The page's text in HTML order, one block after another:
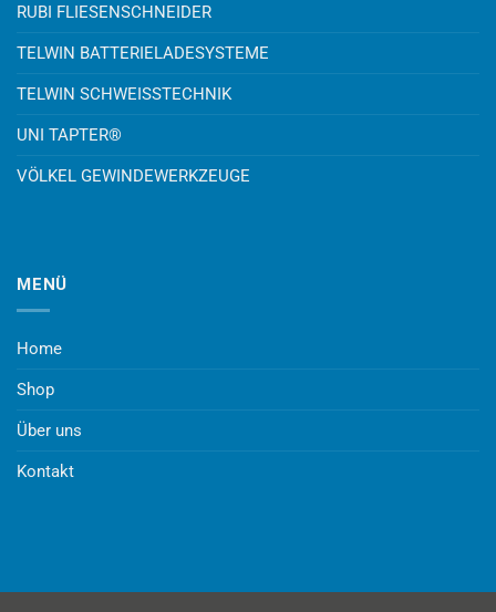
RUBI FLIESENSCHNEIDER
TELWIN BATTERIELADESYSTEME
TELWIN SCHWEISSTECHNIK
UNI TAPTER®
VÖLKEL GEWINDEWERKZEUGE
MENÜ
Home
Shop
Über uns
Kontakt